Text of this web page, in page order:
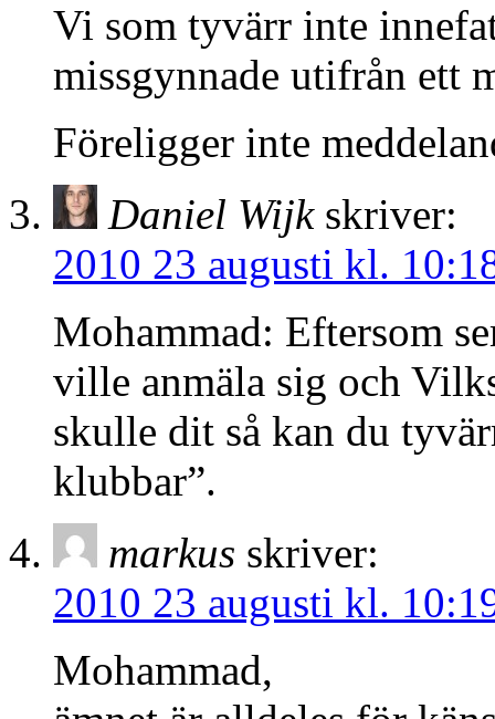
Vi som tyvärr inte
missgynnade utifrån ett
Föreligger inte
Daniel Wijk skriver:
2010 23 augusti kl.
Mohammad: Eftersom
ville anmäla sig och
skulle dit så kan du
klubbar”.
markus skriver:
2010 23 augusti kl.
Mohammad,